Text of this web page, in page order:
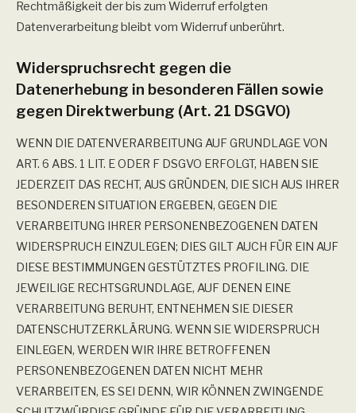
Rechtmäßigkeit der bis zum Widerruf erfolgten
Datenverarbeitung bleibt vom Widerruf unberührt.
Widerspruchsrecht gegen die
Datenerhebung in besonderen Fällen sowie
gegen Direktwerbung (Art. 21 DSGVO)
WENN DIE DATENVERARBEITUNG AUF GRUNDLAGE VON
ART. 6 ABS. 1 LIT. E ODER F DSGVO ERFOLGT, HABEN SIE
JEDERZEIT DAS RECHT, AUS GRÜNDEN, DIE SICH AUS IHRER
BESONDEREN SITUATION ERGEBEN, GEGEN DIE
VERARBEITUNG IHRER PERSONENBEZOGENEN DATEN
WIDERSPRUCH EINZULEGEN; DIES GILT AUCH FÜR EIN AUF
DIESE BESTIMMUNGEN GESTÜTZTES PROFILING. DIE
JEWEILIGE RECHTSGRUNDLAGE, AUF DENEN EINE
VERARBEITUNG BERUHT, ENTNEHMEN SIE DIESER
DATENSCHUTZERKLÄRUNG. WENN SIE WIDERSPRUCH
EINLEGEN, WERDEN WIR IHRE BETROFFENEN
PERSONENBEZOGENEN DATEN NICHT MEHR
VERARBEITEN, ES SEI DENN, WIR KÖNNEN ZWINGENDE